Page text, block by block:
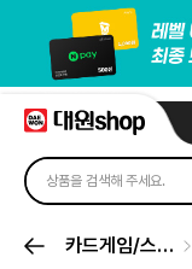
카드게임/스포